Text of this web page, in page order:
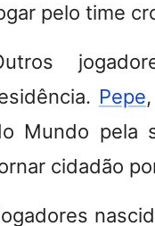
pelo time
Pepe
Mundo pela
cidadão